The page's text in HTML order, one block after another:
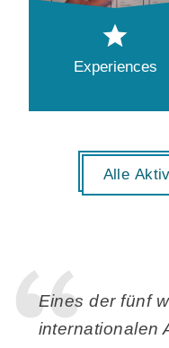
Experiences
Alle
Eines der fünf
internationalen